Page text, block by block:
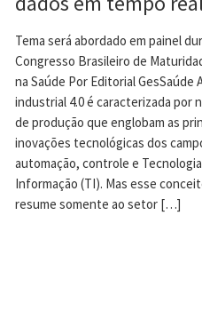
Tema será abordado em painel
Congresso Brasileiro de
na Saúde Por Editorial GesSaúde
industrial 4.0 é caracterizada por
de produção que englobam as
inovações tecnológicas dos
automação, controle e
Informação (TI). Mas esse
resume somente ao setor […]